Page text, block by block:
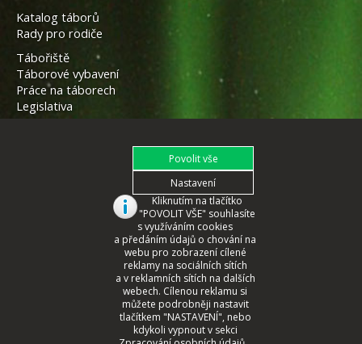
Katalog táborů
Rady pro rodiče
Tábořiště
Táborové vybavení
Práce na táborech
Legislativa
© 2008 - 2026 České Tábory.cz
Kliknutím na tlačítko
"POVOLIT VŠE" souhlasíte
s využíváním cookies
a předáním údajů o chování na
webu pro zobrazení cílené
reklamy na sociálních sítích
a v reklamních sítích na dalších
webech. Cílenou reklamu si
můžete podrobněji nastavit
tlačítkem "NASTAVENÍ", nebo
kdykoli vypnout v sekci